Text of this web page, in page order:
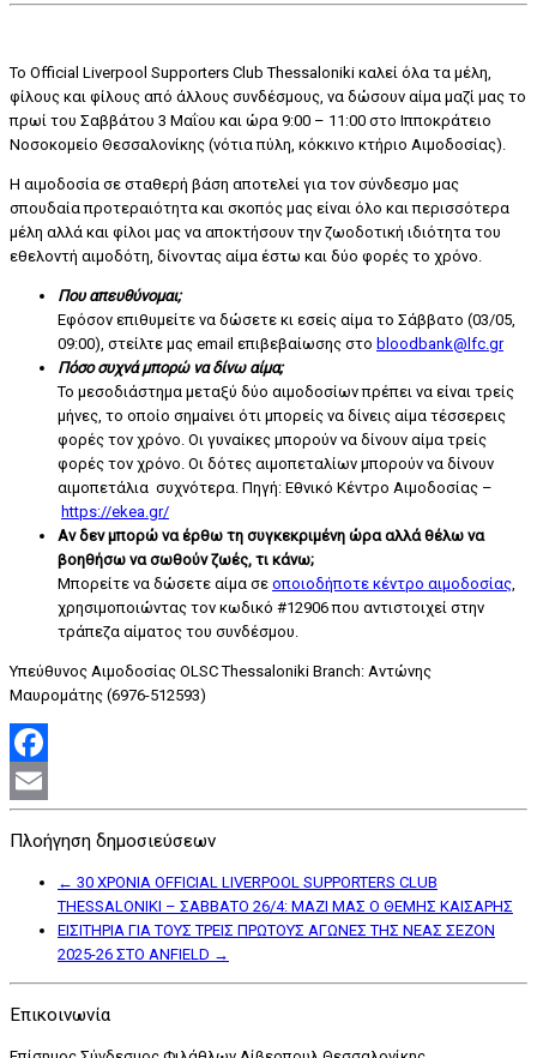
Το Official Liverpool Supporters Club Thessaloniki καλεί όλα τα μέλη,
φίλους και φίλους από άλλους συνδέσμους, να δώσουν αίμα μαζί μας το
πρωί του Σαββάτου 3 Μαΐου και ώρα 9:00 – 11:00 στο Ιπποκράτειο
Νοσοκομείο Θεσσαλονίκης (νότια πύλη, κόκκινο κτήριο Αιμοδοσίας).
Η αιμοδοσία σε σταθερή βάση αποτελεί για τον σύνδεσμο μας
σπουδαία προτεραιότητα και σκοπός μας είναι όλο και περισσότερα
μέλη αλλά και φίλοι μας να αποκτήσουν την ζωοδοτική ιδιότητα του
εθελοντή αιμοδότη, δίνοντας αίμα έστω και δύο φορές το χρόνο.
Που απευθύνομαι;
Εφόσον επιθυμείτε να δώσετε κι εσείς αίμα το Σάββατο (03/05,
09:00), στείλτε μας email επιβεβαίωσης στο bloodbank@lfc.gr
Πόσο συχνά μπορώ να δίνω αίμα;
Το μεσοδιάστημα μεταξύ δύο αιμοδοσίων πρέπει να είναι τρείς
μήνες, το οποίο σημαίνει ότι μπορείς να δίνεις αίμα τέσσερεις
φορές τον χρόνο. Οι γυναίκες μπορούν να δίνουν αίμα τρείς
φορές τον χρόνο. Οι δότες αιμοπεταλίων μπορούν να δίνουν
αιμοπετάλια συχνότερα. Πηγή: Εθνικό Κέντρο Αιμοδοσίας –
https://ekea.gr/
Αν δεν μπορώ να έρθω τη συγκεκριμένη ώρα αλλά θέλω να
βοηθήσω να σωθούν ζωές, τι κάνω;
Μπορείτε να δώσετε αίμα σε οποιοδήποτε κέντρο αιμοδοσίας,
χρησιμοποιώντας τον κωδικό #12906 που αντιστοιχεί στην
τράπεζα αίματος του συνδέσμου.
Υπεύθυνος Αιμοδοσίας OLSC Thessaloniki Branch: Αντώνης
Μαυρομάτης (6976-512593)
Facebook
Πλοήγηση δημοσιεύσεων
← 30 ΧΡΟΝΙΑ OFFICIAL LIVERPOOL SUPPORTERS CLUB
THESSALONIKI – ΣΑΒΒΑΤΟ 26/4: ΜΑΖΙ ΜΑΣ Ο ΘΕΜΗΣ ΚΑΙΣΑΡΗΣ
ΕΙΣΙΤΗΡΙΑ ΓΙΑ ΤΟΥΣ ΤΡΕΙΣ ΠΡΩΤΟΥΣ ΑΓΩΝΕΣ ΤΗΣ ΝΕΑΣ ΣΕΖΟΝ
2025-26 ΣΤΟ ANFIELD →
Επικοινωνία